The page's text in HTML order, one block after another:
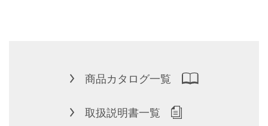
商品カタログ一覧
取扱説明書一覧